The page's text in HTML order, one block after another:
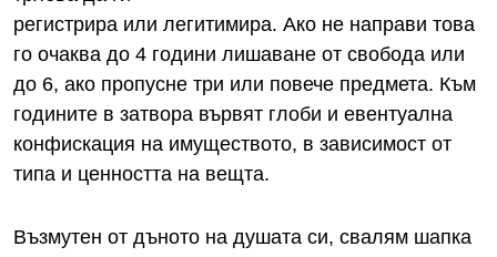
регистрира или легитимира. Ако не направи това
го очаква до 4 години лишаване от свобода или
до 6, ако пропусне три или повече предмета. Към
годините в затвора вървят глоби и евентуална
конфискация на имуществото, в зависимост от
типа и ценността на вещта.
Възмутен от дъното на душата си, свалям шапка